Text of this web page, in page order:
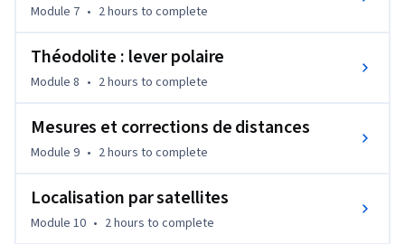
Module 7 • 2 hours to complete
Théodolite : lever polaire
Module 8 • 2 hours to complete
Mesures et corrections de distances
Module 9 • 2 hours to complete
Localisation par satellites
Module 10 • 2 hours to complete